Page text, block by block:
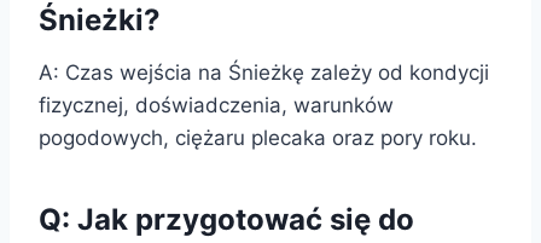
Śnieżki?
A: Czas wejścia na Śnieżkę zależy od kondycji
fizycznej, doświadczenia, warunków
pogodowych, ciężaru plecaka oraz pory roku.
Q: Jak przygotować się do